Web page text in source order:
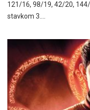
121/16, 98/19, 42/20,
stavkom 3.…